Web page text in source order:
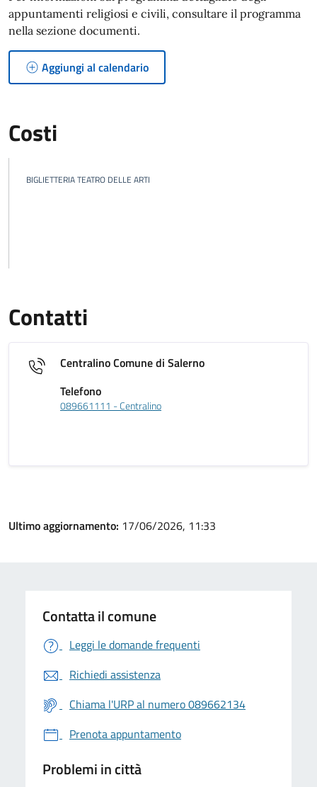
appuntamenti religiosi e civili, consultare il programma
nella sezione documenti.
Aggiungi al calendario
Costi
BIGLIETTERIA TEATRO DELLE ARTI
Contatti
Centralino Comune di Salerno
Telefono
089661111 - Centralino
Ultimo aggiornamento: 17/06/2026, 11:33
Contatta il comune
Leggi le domande frequenti
Richiedi assistenza
Chiama l'URP al numero 089662134
Prenota appuntamento
Problemi in città